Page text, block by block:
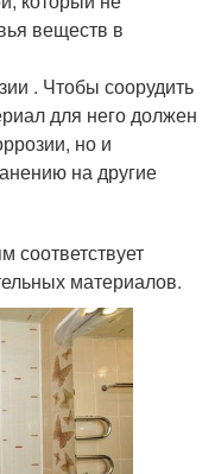
веществ в
. Чтобы соорудить
для него должен
но и
на другие
соответствует
материалов.